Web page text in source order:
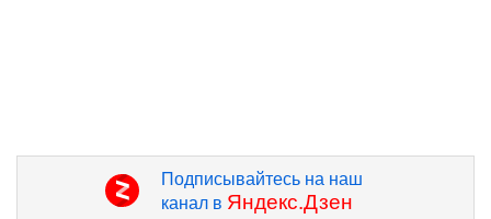
Подписывайтесь на наш
канал в Яндекс.Дзен